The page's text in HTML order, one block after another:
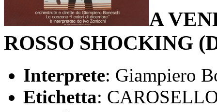
A
ROSSO SHOCKING
Interprete: Giampiero
Etichetta: